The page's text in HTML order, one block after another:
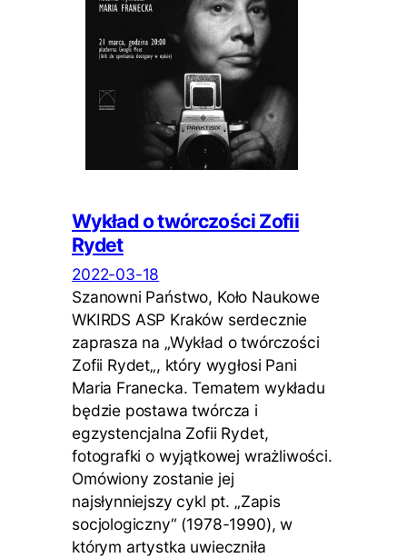
Wykład o twórczości Zofii
Rydet
2022-03-18
Szanowni Państwo, Koło Naukowe
WKIRDS ASP Kraków serdecznie
zaprasza na „Wykład o twórczości
Zofii Rydet„, który wygłosi Pani
Maria Franecka. Tematem wykładu
będzie postawa twórcza i
egzystencjalna Zofii Rydet,
fotografki o wyjątkowej wrażliwości.
Omówiony zostanie jej
najsłynniejszy cykl pt. „Zapis
socjologiczny“ (1978-1990), w
którym artystka uwieczniła